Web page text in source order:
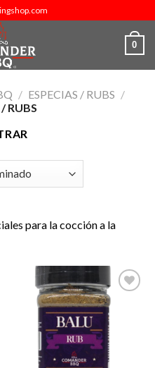
0
/ ESPECIAS / RUBS /
RUBS
para la cocción a la